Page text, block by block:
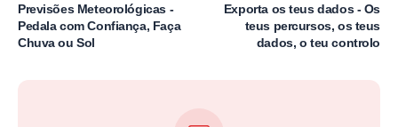
Previsões Meteorológicas -
Pedala com Confiança, Faça
Chuva ou Sol
Exporta os teus dados - Os
teus percursos, os teus
dados, o teu controlo